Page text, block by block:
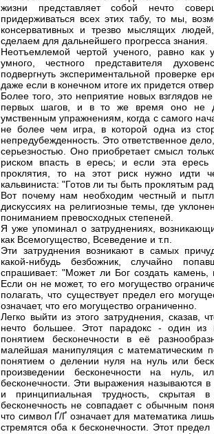
жизни представляет собой нечто
придерживаться всех этих табу, то мы,
консервативных и трезво мыслящих
сделаем для дальнейшего прогресса знания.
Неотъемлемой чертой ученого, равно как
умного, честного представителя
подвергнуть экспериментальной проверке
даже если в конечном итоге их придется
Более того, это неприятие новых взглядов
первых шагов, и в то же время оно не
умственным упражнениям, когда с самого
не более чем игра, в которой одна из
непредубежденность. Это ответственное
серьезностью. Оно приобретает смысл
риском впасть в ересь; и если эта ересь
проклятия, то на этот риск нужно идти
кальвиниста: "Готов ли ты быть проклятым
Вот почему нам необходим честный и
дискуссиях на религиозные темы, где
пониманием превосходных степеней.
Я уже упоминал о затруднениях,
как Всемогущество, Всеведение и т.п.
Эти затруднения возникают в самых
какой-нибудь безбожник, случайно
спрашивает: "Может ли Бог создать
Если он не может, то его могущество
полагать, что существует предел его
означает, что его могущество ограниченно.
Легко выйти из этого затруднения, сказав,
нечто большее. Этот парадокс - один из
понятием бесконечности в её
малейшая манипуляция с математическим
понятием о делении нуля на нуль или
произведении бесконечности на нуль,
бесконечности. Эти выражения называются
и принципиальная трудность,
бесконечность не совпадает с обычным
что символ Ґ/Ґ означает для математика
стремятся оба к бесконечности. Этот